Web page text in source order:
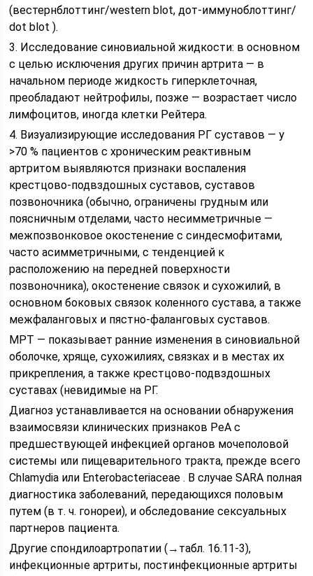
(вестернблоттинг/western blot, дот-иммуноблоттинг/
dot blot ).
3. Исследование синовиальной жидкости: в основном
с целью исключения других причин артрита — в
начальном периоде жидкость гиперклеточная,
преобладают нейтрофилы, позже — возрастает число
лимфоцитов, иногда клетки Рейтера.
4. Визуализирующие исследования РГ суставов — у
>70 % пациентов с хроническим реактивным
артритом выявляются признаки воспаления
крестцово-подвздошных суставов, суставов
позвоночника (обычно, ограничены грудным или
поясничным отделами, часто несимметричные —
межпозвонковое окостенение с синдесмофитами,
часто асимметричными, с тенденцией к
расположению на передней поверхности
позвоночника), окостенение связок и сухожилий, в
основном боковых связок коленного сустава, а также
межфаланговых и пястно-фаланговых суставов.
МРТ — показывает ранние изменения в синовиальной
оболочке, хряще, сухожилиях, связках и в местах их
прикрепления, а также крестцово-подвздошных
суставах (невидимые на РГ.
Диагноз устанавливается на основании обнаружения
взаимосвязи клинических признаков РеА с
предшествующей инфекцией органов мочеполовой
системы или пищеварительного тракта, прежде всего
Chlamydia или Enterobacteriaceae . В случае SARA полная
диагностика заболеваний, передающихся половым
путем (в т. ч. гонореи), и обследование сексуальных
партнеров пациента.
Другие спондилоартропатии (→табл. 16.11-3),
инфекционные артриты, постинфекционные артриты